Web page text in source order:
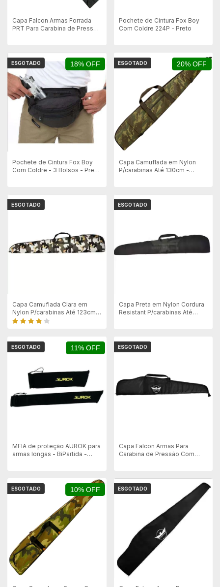
Capa Falcon Armas Forrada
PRT Para Carabina de Pressão
Pochete de Cintura Fox Boy
Com Coldre 224P - Preto
18% OFF
ESGOTADO
Pochete de Cintura Fox Boy
Com Coldre - 3 Bolsos - Preto
20% OFF
ESGOTADO
Capa Camuflada em Nylon
P/carabinas Até 130cm -
ESGOTADO
Capa Camuflada Clara em
Nylon P/carabinas Até 123cm
Sem Luneta - C/2 Bolsos
ESGOTADO
Capa Preta em Nylon Cordura
Resistant P/carabinas Até
11% OFF
ESGOTADO
MEIA de proteção AUROK para
armas longas - BiPartida -
ESGOTADO
Capa Falcon Armas Para
Carabina de Pressão Com
10% OFF
ESGOTADO ESGOTADO